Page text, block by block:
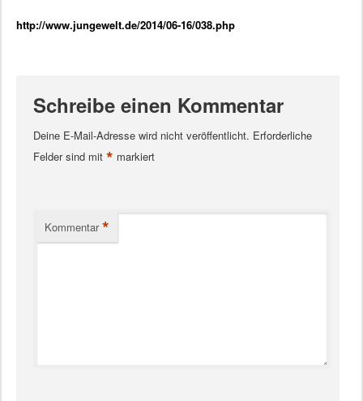
http://www.jungewelt.de/2014/06-16/038.php
Schreibe einen Kommentar
Deine E-Mail-Adresse wird nicht veröffentlicht. Erforderliche
Felder sind mit * markiert
Kommentar *